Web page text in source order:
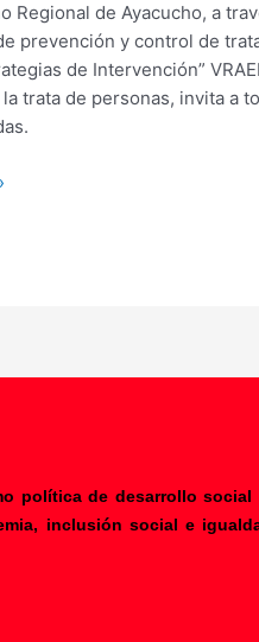
Regional de Ayacucho, a
prevención y control de
de Intervención”
trata de personas, invita a
política de desarrollo social
inclusión social e